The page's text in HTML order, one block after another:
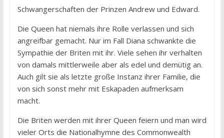
Schwangerschaften der Prinzen Andrew und Edward.
Die Queen hat niemals ihre Rolle verlassen und sich
angreifbar gemacht. Nur im Fall Diana schwankte die
Sympathie der Briten mit ihr. Viele sehen ihr verhalten
von damals mittlerweile aber als edel und demütig an.
Auch gilt sie als letzte große Instanz ihrer Familie, die
von sich sonst mehr mit Eskapaden aufmerksam
macht.
Die Briten werden mit ihrer Queen feiern und man wird
vieler Orts die Nationalhymne des Commonwealth